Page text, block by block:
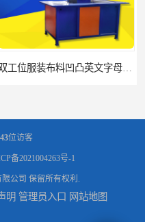
位访客
备2021004263号-1
公司 保留所有权利.
明 管理员入口 网站地图